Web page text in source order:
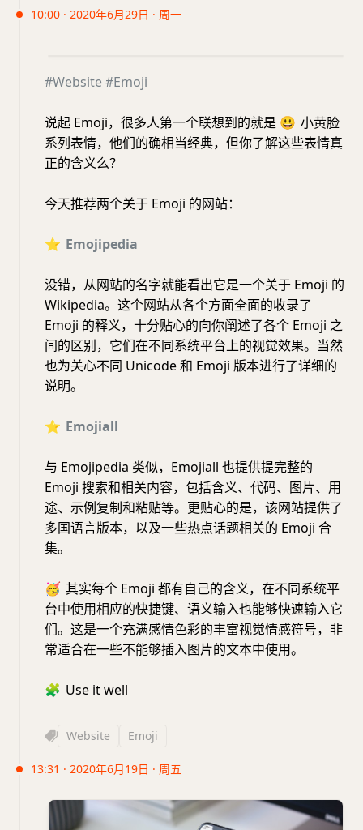
10:00 · 2020年6月29日 · 周一
#Website#Emoji
说起 Emoji，很多人第一个联想到的就是 😃 小黄脸
系列表情，他们的确相当经典，但你了解这些表情真
正的含义么？
今天推荐两个关于 Emoji 的网站：
⭐️ Emojipedia
没错，从网站的名字就能看出它是一个关于 Emoji 的
Wikipedia。这个网站从各个方面全面的收录了
Emoji 的释义，十分贴心的向你阐述了各个 Emoji 之
间的区别，它们在不同系统平台上的视觉效果。当然
也为关心不同 Unicode 和 Emoji 版本进行了详细的
说明。
⭐️ Emojiall
与 Emojipedia 类似，Emojiall 也提供提完整的
Emoji 搜索和相关内容，包括含义、代码、图片、用
途、示例复制和粘贴等。更贴心的是，该网站提供了
多国语言版本，以及一些热点话题相关的 Emoji 合
集。
🥳 其实每个 Emoji 都有自己的含义，在不同系统平
台中使用相应的快捷键、语义输入也能够快速输入它
们。这是一个充满感情色彩的丰富视觉情感符号，非
常适合在一些不能够插入图片的文本中使用。
🧩 Use it well
Website Emoji
13:31 · 2020年6月19日 · 周五